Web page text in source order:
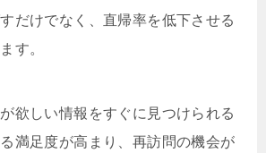
だけでなく、直帰率を低下させる
す。
欲しい情報をすぐに見つけられる
満足度が高まり、再訪問の機会が